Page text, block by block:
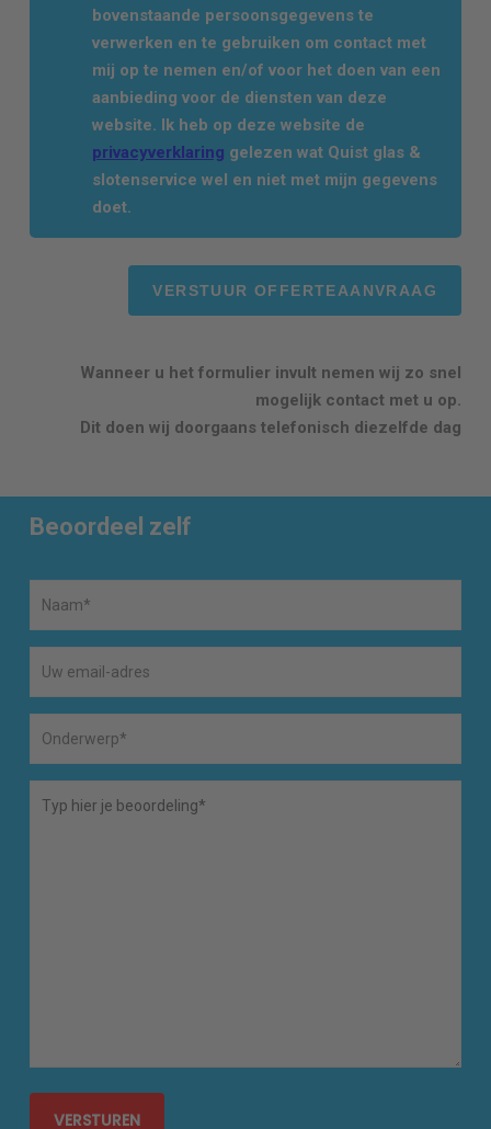
bovenstaande persoonsgegevens te
verwerken en te gebruiken om contact met
mij op te nemen en/of voor het doen van een
aanbieding voor de diensten van deze
website. Ik heb op deze website de
privacyverklaring gelezen wat Quist glas &
slotenservice wel en niet met mijn gegevens
doet.
Wanneer u het formulier invult nemen wij zo snel
mogelijk contact met u op.
Dit doen wij doorgaans telefonisch diezelfde dag
Beoordeel zelf